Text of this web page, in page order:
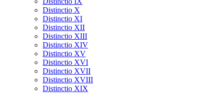
Distinctio X
Distinctio XI
Distinctio XII
Distinctio XIII
Distinctio XIV
Distinctio XV
Distinctio XVI
Distinctio XVII
Distinctio XVIII
Distinctio XIX